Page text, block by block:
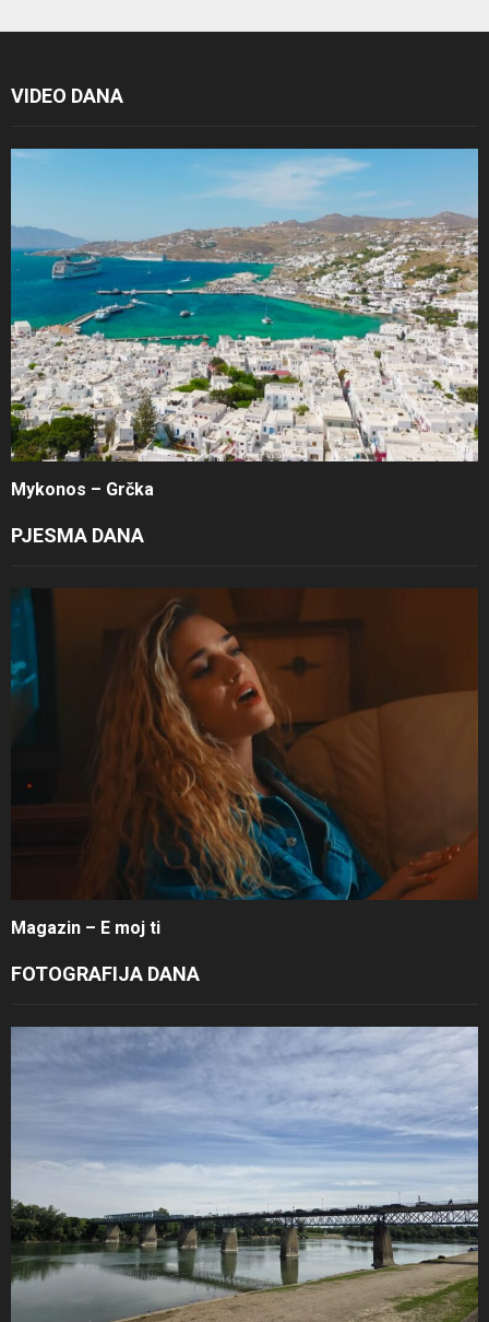
VIDEO DANA
Mykonos – Grčka
PJESMA DANA
Magazin – E moj ti
FOTOGRAFIJA DANA